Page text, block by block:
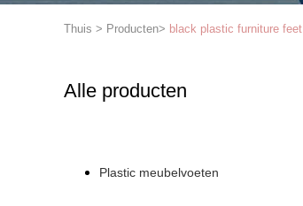
Thuis > Producten> black plastic furniture feet
Alle producten
Plastic meubelvoeten